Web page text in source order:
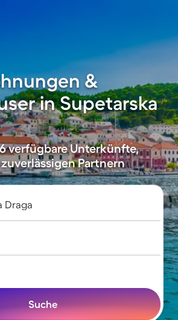
&
in Supetarska
verfügbare Unterkünfte,
Partnern
Suche